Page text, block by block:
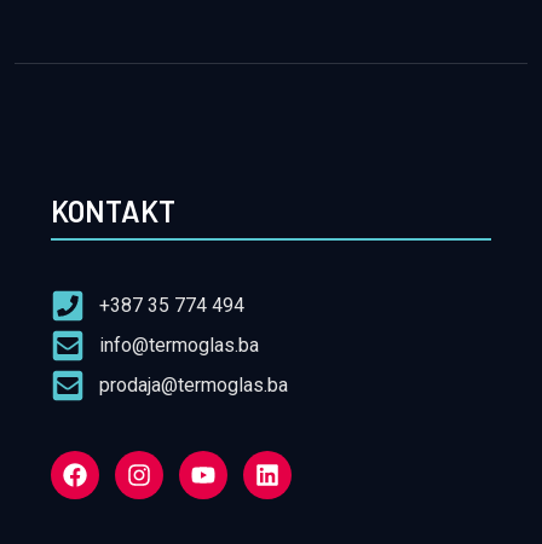
KONTAKT
+387 35 774 494
info@termoglas.ba
prodaja@termoglas.ba